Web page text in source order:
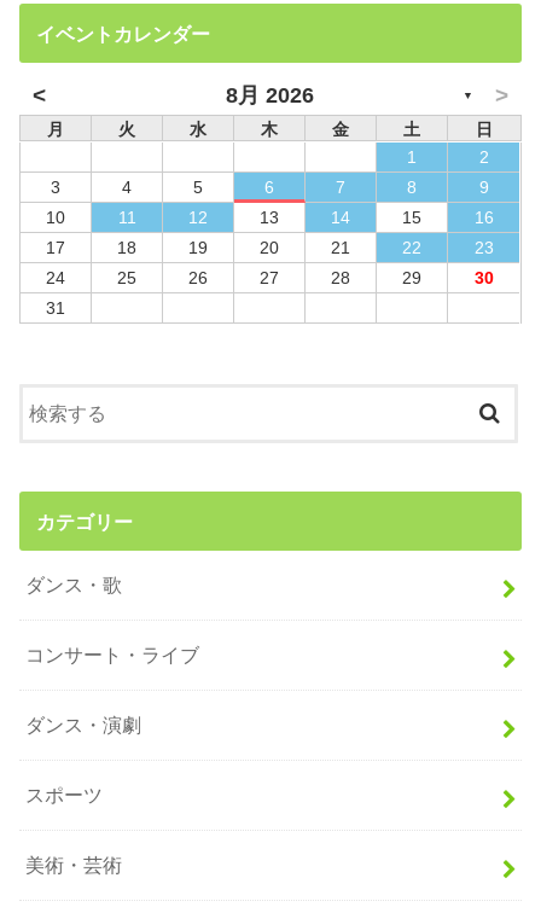
イベントカレンダー
< 8月 2026 ▼ >
月 火 水 木 金 土
日
1
2
3
4 5 6 7 8
9
10
11 12 13 14 15
16
17
18 19 20 21 22
23
24
25 26 27 28 29
30
31
カテゴリー
ダンス・歌
コンサート・ライブ
ダンス・演劇
スポーツ
美術・芸術